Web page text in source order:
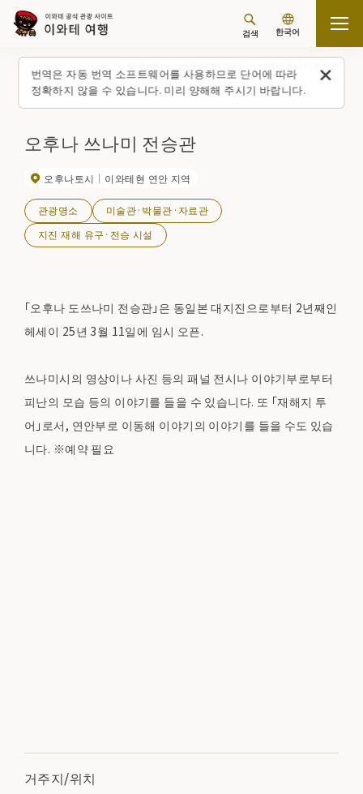
번역은 자동 번역 소프트웨어를 사용하므로 단어에 따라
정확하지 않을 수 있습니다. 미리 양해해 주시기 바랍니다.
검색 한국어
오후나 쓰나미 전승관
오후나토시 이와테현 연안 지역
관광명소
미술관·박물관·자료관
지진 재해 유구·전승 시설
「오후나 도쓰나미 전승관」은 동일본 대지진으로부터 2년째인
헤세이 25년 3월 11일에 임시 오픈.
쓰나미시의 영상이나 사진 등의 패널 전시나 이야기부로부터
피난의 모습 등의 이야기를 들을 수 있습니다. 또 「재해지 투
어」로서, 연안부로 이동해 이야기의 이야기를 들을 수도 있습
니다. ※예약 필요
거주지/위치